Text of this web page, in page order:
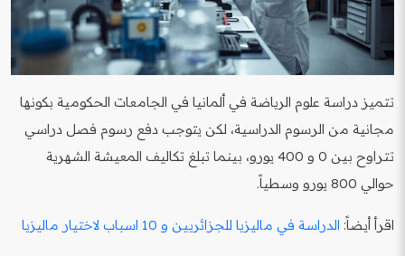
تتميز دراسة علوم الرياضة في ألمانيا في الجامعات الحكومية بكونها
مجانية من الرسوم الدراسية، لكن يتوجب دفع رسوم فصل دراسي
تتراوح بين 0 و 400 يورو، بينما تبلغ تكاليف المعيشة الشهرية
حوالي 800 يورو وسطياً.
اقرأ أيضاً: الدراسة في ماليزيا للجزائريين و 10 اسباب لاختيار ماليزيا